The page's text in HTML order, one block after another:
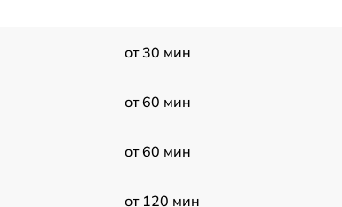
от 30 мин
от 60 мин
от 60 мин
от 120 мин